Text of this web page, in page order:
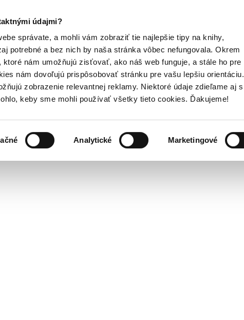
údajmi?
správate, a mohli vám zobraziť tie najlepšie tipy na knihy,
potrebné a bez nich by naša stránka vôbec nefungovala. Okrem
nám umožňujú zisťovať, ako náš web funguje, a stále ho pre
nám dovoľujú prispôsobovať stránku pre vašu lepšiu orientáciu.
zobrazenie relevantnej reklamy. Niektoré údaje zdieľame aj s
keby sme mohli používať všetky tieto cookies. Ďakujeme!
Analytické Marketingové